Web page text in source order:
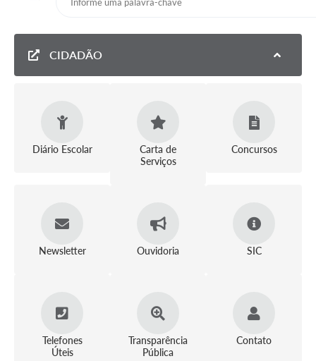
CIDADÃO
Diário Escolar
Carta de
Serviços
Concursos
Newsletter Ouvidoria SIC
Telefones
Úteis
Transparência
Pública
Contato